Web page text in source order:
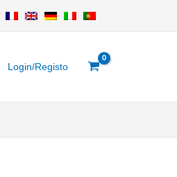
Login/Registo